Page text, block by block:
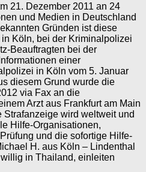
21. Dezember 2011 an 24
und Medien in Deutschland
Gründen ist diese
Köln, bei der Kriminalpolizei
Beauftragten bei der
einer
in Köln vom 5. Januar
diesem Grund wurde die
via Fax an die
Arzt aus Frankfurt am Main
wird weltweit und
Hilfe-Organisationen,
und die sofortige Hilfe-
H. aus Köln – Lindenthal
in Thailand, einleiten